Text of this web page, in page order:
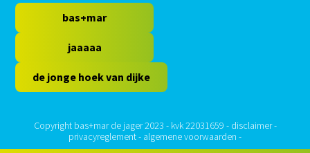
o
k
g
a
m
n
r
s
t
e
d
n
bas+mar
jaaaaa
de jonge hoek van dijke
Copyright bas+mar de jager 2023 - kvk 22031659 - disclaimer-
privacyreglement- algemene voorwaarden -